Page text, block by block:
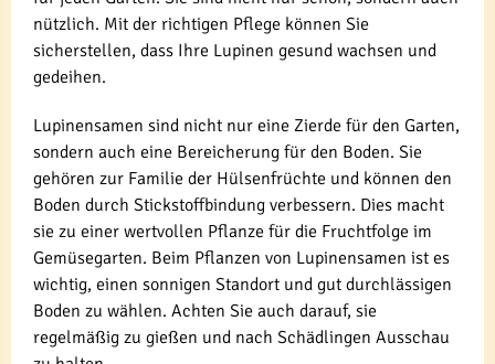
nützlich. Mit der richtigen Pflege können Sie
sicherstellen, dass Ihre Lupinen gesund wachsen und
gedeihen.
Lupinensamen sind nicht nur eine Zierde für den Garten,
sondern auch eine Bereicherung für den Boden. Sie
gehören zur Familie der Hülsenfrüchte und können den
Boden durch Stickstoffbindung verbessern. Dies macht
sie zu einer wertvollen Pflanze für die Fruchtfolge im
Gemüsegarten. Beim Pflanzen von Lupinensamen ist es
wichtig, einen sonnigen Standort und gut durchlässigen
Boden zu wählen. Achten Sie auch darauf, sie
regelmäßig zu gießen und nach Schädlingen Ausschau